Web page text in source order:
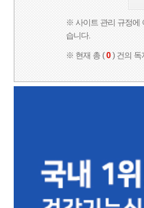
※ 사이트 관리 규정에
습니다.
※ 현재 총 (0) 건의 독